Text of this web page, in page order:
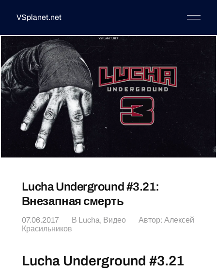
VSplanet.net
Lucha Underground #3.21:
Внезапная смерть
07.06.2017 В Lucha, Видео Автор: Алексей
Красильников
Lucha Underground #3.21